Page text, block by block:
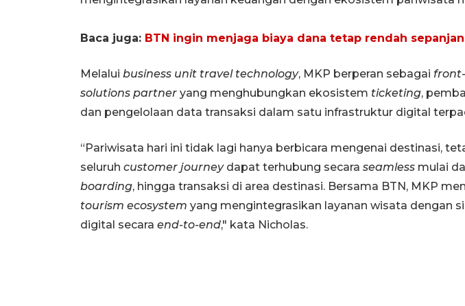
Baca juga: BTN ingin menjaga biaya dana tetap rendah
Melalui business unit travel technology, MKP berperan sebagai
solutions partner yang menghubungkan ekosistem ticketing,
dan pengelolaan data transaksi dalam satu infrastruktur digital
“Pariwisata hari ini tidak lagi hanya berbicara mengenai destinasi,
seluruh customer journey dapat terhubung secara seamless mulai
boarding, hingga transaksi di area destinasi. Bersama BTN, MKP
tourism ecosystem yang mengintegrasikan layanan wisata dengan
digital secara end-to-end," kata Nicholas.